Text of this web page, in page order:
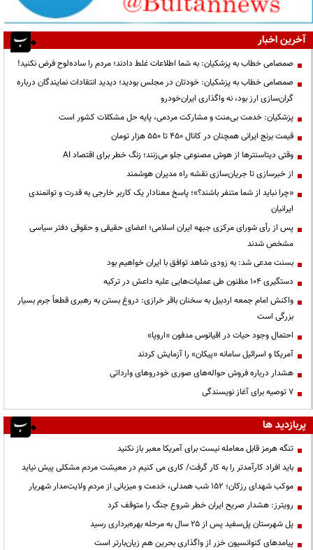
آخرین اخبار
صمصامی خطاب به پزشکیان: به شما اطلاعات غلط دادند؛ مردم را ساده‌لوح فرض نکنید!
صمصامی خطاب به پزشکیان: خودتان در مجلس بودید؛ دیدید انتقادات نمایندگان درباره
گران‌سازی ارز بود، نه واگذاری ایران‌خودرو
پزشکیان: خدمت بی‌منت و مشارکت مردمی، پایه حل مشکلات کشور است
قیمت‌ برنج ایرانی همچنان در کانال ۴۵۰ تا ۵۵۰ هزار تومان
وقتی دیتاسنترها از هوش مصنوعی جلو می‌زنند؛ زنگ خطر برای اقتصاد AI
از خبرسازی تا جریان‌سازی نقشه راه مدیران هوشمند
«چرا نباید از شما متنفر باشند؟»؛ پاسخ معنادار یک کاربر خارجی به قدرت و توانمندی
ایرانیان
پس از رأی شورای مرکزی جبهه ایران اسلامی؛ اعضای حقیقی و حقوقی دفتر سیاسی
مشخص شدند
بسنت مدعی شد: به زودی شاهد توافق با ایران خواهیم بود
دستگیری ۱۰۴ مظنون طی عملیات‌هایی علیه داعش در ترکیه
واکنش امام جمعه اردبیل به سخنان باقر خرازی: دروغ بستن به رهبری قطعاً جرم بسیار
بزرگی است
احتمال وجود حیات در اقیانوس مدفون «اروپا»
آمریکا و اسرائیل سامانه «پیکان» را آزمایش کردند
هشدار درباره فروش حواله‌های صوری خودروهای وارداتی
۷ توصیه برای آغاز نویسندگی
پربازدید ها
تنگه هرمز قابل معامله نیست برای آمریکا معبر باز نکنید
باید افراد کارآمدتر را به کار گرفت/ کاری می کنیم در معیشت مردم مشکلی پیش نیاید
موکب شهدای رزکان؛ ۱۵۲ شب همدلی، خدمت و میزبانی از مردم ولایت‌مدار شهریار
رویترز: هشدار صریح ایران خطر شروع جنگ را متوقف کرد
پل شهرستان پل‌سفید پس از ۲۵ سال به مرحله بهره‌برداری رسید
پیامدهای کنوانسیون خزر از واگذاری بحرین هم زیان‌بارتر است